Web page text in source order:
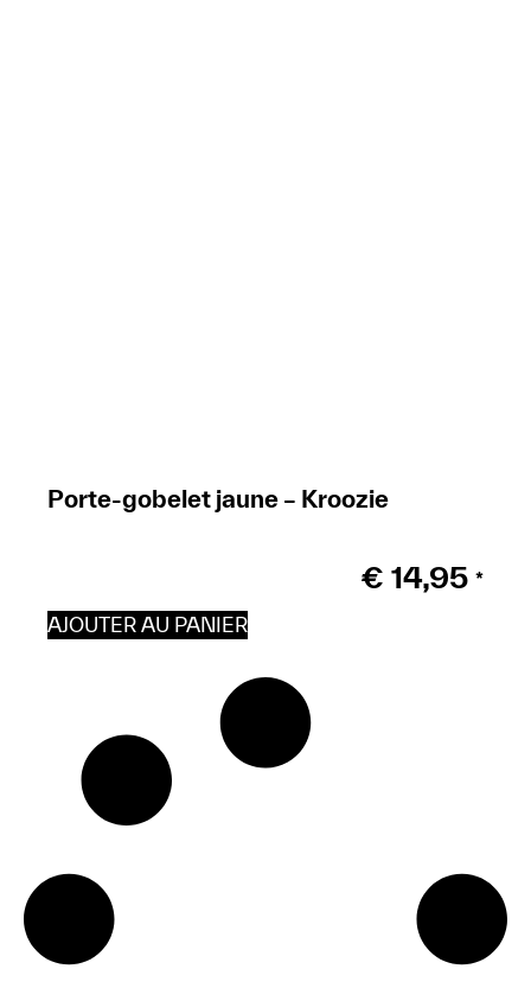
Porte-gobelet jaune – Kroozie
€ 14,95 *
AJOUTER AU PANIER